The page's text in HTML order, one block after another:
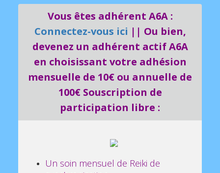
chaque jour dans la connaissance de ce qu'est
venu chercher votre âme. Quelque soit vos
situations extérieures, l'important est de rester
centré à votre Être spirituel. Vous pouvez vous
servir du message du jour comme sujet de...
Voir +...
Vous êtes adhérent A6A :
Connectez-vous ici || Ou bien,
devenez un adhérent actif A6A
en choisissant votre adhésion
mensuelle de 10€ ou annuelle de
100€ Souscription de
participation libre :
Un soin mensuel de Reiki de